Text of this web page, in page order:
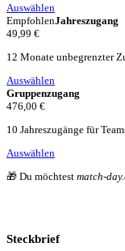
Auswählen
EmpfohlenJahreszugang
49,99 €
12 Monate unbegrenzter
Auswählen
Gruppenzugang
476,00 €
10 Jahreszugänge für
Auswählen
🎁 Du möchtest match-
Steckbrief